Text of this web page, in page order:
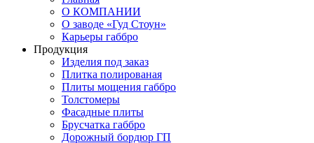
О КОМПАНИИ
О заводе «Гуд Стоун»
Карьеры габбро
Продукция
Изделия под заказ
Плитка полированая
Плиты мощения габбро
Толстомеры
Фасадные плиты
Брусчатка габбро
Дорожный бордюр ГП